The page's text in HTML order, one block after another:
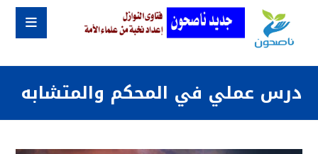
درس عملي في المحكم والمتشابه